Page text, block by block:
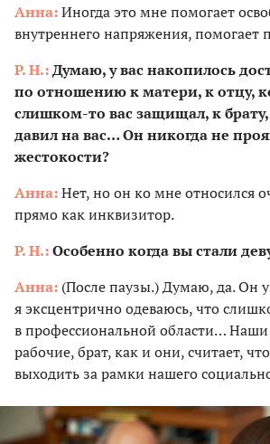
Анна:Иногда это мне помогает
внутреннего напряжения, помогает
Р. Н.:Думаю, у вас накопилось
по отношению к матери, к отцу,
слишком-то вас защищал, к
давил на вас… Он никогда не
жестокости?
Анна:Нет, но он ко мне относился
прямо как инквизитор.
Р. Н.:Особенно когда вы стали
Анна: (После паузы.) Думаю, да. Он
я эксцентрично одеваюсь, что
в профессиональной области…
рабочие, брат, как и они, считает,
выходить за рамки нашего